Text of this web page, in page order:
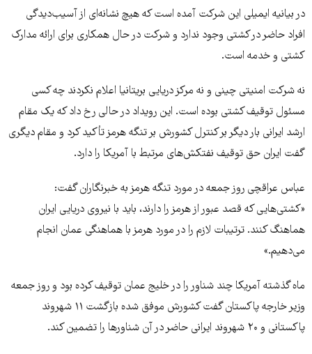
در بیانیه ایمیلی این شرکت آمده است که هیچ نشانه‌ای از آسیب‌دیدگی
افراد حاضر در کشتی وجود ندارد و شرکت در حال همکاری برای ارائه مدارک
کشتی و خدمه است.
نه شرکت امنیتی چینی و نه مرکز دریایی بریتانیا اعلام نکردند چه کسی
مسئول توقیف کشتی بوده است. این رویداد در حالی رخ داد که یک مقام
ارشد ایرانی بار دیگر بر کنترل کشورش بر تنگه هرمز تأکید کرد و مقام دیگری
گفت ایران حق توقیف نفتکش‌های مرتبط با آمریکا را دارد.
عباس عراقچی روز جمعه در مورد تنگه هرمز به خبرنگاران گفت:
«کشتی‌هایی که قصد عبور از هرمز را دارند، باید با نیروی دریایی ایران
هماهنگ کنند. ترتیبات لازم را در مورد هرمز با هماهنگی عمان انجام
می‌دهیم.»
ماه گذشته آمریکا چند شناور را در خلیج عمان توقیف کرده بود و روز جمعه
وزیر خارجه پاکستان گفت کشورش موفق شده بازگشت ۱۱ شهروند
پاکستانی و ۲۰ شهروند ایرانی حاضر در آن شناورها را تضمین کند.